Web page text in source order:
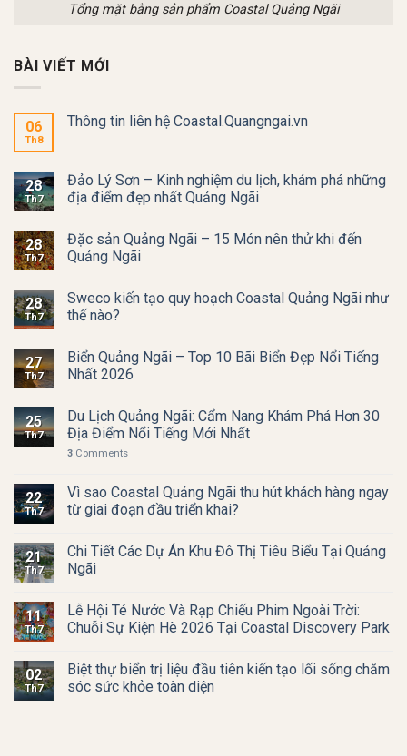
Tổng mặt bằng sản phẩm Coastal Quảng Ngãi
BÀI VIẾT MỚI
06
Th8
Thông tin liên hệ Coastal.Quangngai.vn
28
Th7
Đảo Lý Sơn – Kinh nghiệm du lịch, khám phá những
địa điểm đẹp nhất Quảng Ngãi
28
Th7
Đặc sản Quảng Ngãi – 15 Món nên thử khi đến
Quảng Ngãi
28
Th7
Sweco kiến tạo quy hoạch Coastal Quảng Ngãi như
thế nào?
27
Th7
Biển Quảng Ngãi – Top 10 Bãi Biển Đẹp Nổi Tiếng
Nhất 2026
25
Th7
Du Lịch Quảng Ngãi: Cẩm Nang Khám Phá Hơn 30
Địa Điểm Nổi Tiếng Mới Nhất
3 Comments
22
Th7
Vì sao Coastal Quảng Ngãi thu hút khách hàng ngay
từ giai đoạn đầu triển khai?
21
Th7
Chi Tiết Các Dự Án Khu Đô Thị Tiêu Biểu Tại Quảng
Ngãi
11
Th7
Lễ Hội Té Nước Và Rạp Chiếu Phim Ngoài Trời:
Chuỗi Sự Kiện Hè 2026 Tại Coastal Discovery Park
02
Th7
Biệt thự biển trị liệu đầu tiên kiến tạo lối sống chăm
sóc sức khỏe toàn diện